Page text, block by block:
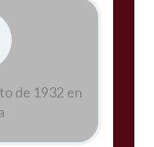
de 1932 en